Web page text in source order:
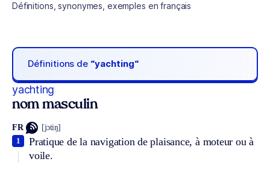
Définitions, synonymes, exemples en français
Définitions de “yachting“
yachting
nom masculin
FR [jɔtiŋ]
Pratique de la navigation de plaisance, à moteur ou à
voile.
1